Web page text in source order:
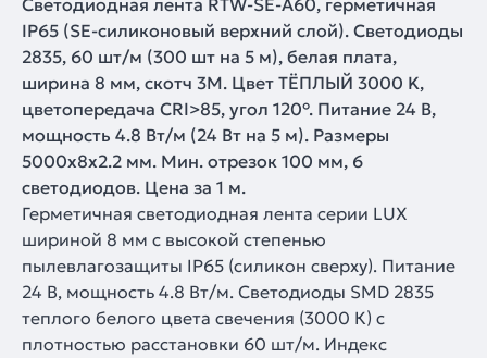
Светодиодная лента RTW-SE-A60, герметичная
IP65 (SE-силиконовый верхний слой). Светодиоды
2835, 60 шт/м (300 шт на 5 м), белая плата,
ширина 8 мм, скотч 3M. Цвет ТЁПЛЫЙ 3000 K,
цветопередача CRI>85, угол 120°. Питание 24 В,
мощность 4.8 Вт/м (24 Вт на 5 м). Размеры
5000x8x2.2 мм. Мин. отрезок 100 мм, 6
светодиодов. Цена за 1 м.
Герметичная светодиодная лента серии LUX
шириной 8 мм с высокой степенью
пылевлагозащиты IP65 (силикон сверху). Питание
24 В, мощность 4.8 Вт/м. Светодиоды SMD 2835
теплого белого цвета свечения (3000 К) с
плотностью расстановки 60 шт/м. Индекс